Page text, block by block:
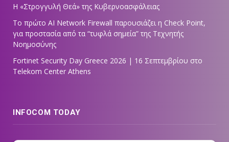
Η «Στρογγυλή Θεά» της Κυβερνοασφάλειας
Tο πρώτο AI Network Firewall παρουσιάζει η Check Point,
για προστασία από τα “τυφλά σημεία” της Τεχνητής
Νοημοσύνης
Fortinet Security Day Greece 2026 | 16 Σεπτεμβρίου στο
Telekom Center Athens
INFOCOM TODAY